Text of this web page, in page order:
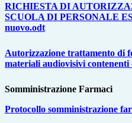
RICHIESTA DI
SCUOLA DI PERSONALE
nuovo.odt
Autorizzazione trattamento di
materiali audiovisivi
Somministrazione Farmaci
Protocollo somministrazione